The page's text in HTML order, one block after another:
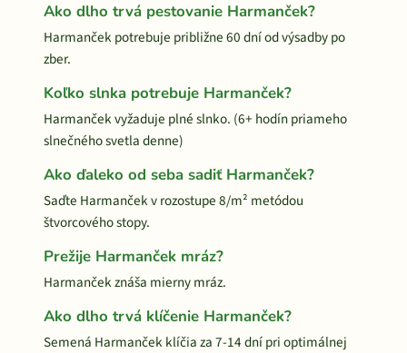
Ako dlho trvá pestovanie Harmanček?
Harmanček potrebuje približne 60 dní od výsadby po
zber.
Koľko slnka potrebuje Harmanček?
Harmanček vyžaduje plné slnko. (6+ hodín priameho
slnečného svetla denne)
Ako ďaleko od seba sadiť Harmanček?
Saďte Harmanček v rozostupe 8/m² metódou
štvorcového stopy.
Prežije Harmanček mráz?
Harmanček znáša mierny mráz.
Ako dlho trvá klíčenie Harmanček?
Semená Harmanček klíčia za 7-14 dní pri optimálnej